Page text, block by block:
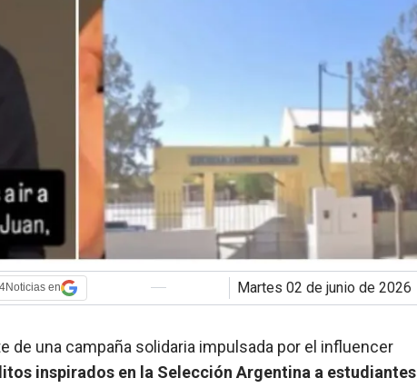
en martes 02 de junio de 2026
de una campaña solidaria impulsada por el influencer
inspirados en la Selección Argentina a estudiantes